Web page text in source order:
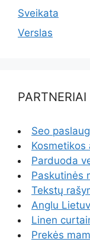
Sveikata
Verslas
PARTNERIAI
Seo
Parduoda
Paskutinės
Tekstų
Anglu
Linen
Prekės